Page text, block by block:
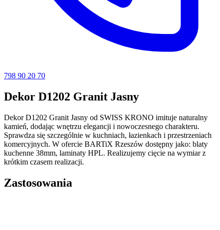
798 90 20 70
Dekor D1202 Granit Jasny
Dekor D1202 Granit Jasny od SWISS KRONO imituje naturalny
kamień, dodając wnętrzu elegancji i nowoczesnego charakteru.
Sprawdza się szczególnie w kuchniach, łazienkach i przestrzeniach
komercyjnych. W ofercie BARTiX Rzeszów dostępny jako: blaty
kuchenne 38mm, laminaty HPL. Realizujemy cięcie na wymiar z
krótkim czasem realizacji.
Zastosowania